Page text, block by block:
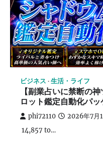
ビジネス 生活・ライフ
【副業占いに禁断の
ロット鑑定自動化パ
phi72110 2026年7月
14,857 to…